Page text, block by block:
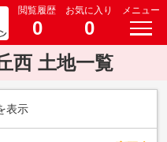
閲覧履歴
0
お気に入り
0
メニュー
西 土地一覧
表示